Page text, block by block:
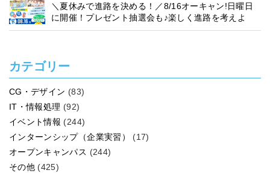
＼夏休みで進路を決める！／8/16オーキャン!日曜日
に開催！プレゼント抽選会も♪楽しく進路を考えよ
う！
カテゴリー
CG・デザイン (83)
IT・情報処理 (92)
イベント情報 (244)
インターンシップ（企業実習）
(17)
オープンキャンパス (244)
その他 (425)